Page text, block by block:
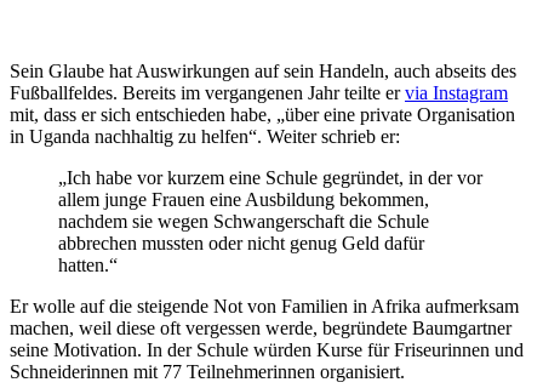
Sein Glaube hat Auswirkungen auf sein Handeln, auch abseits des
Fußballfeldes. Bereits im vergangenen Jahr teilte ervia Instagram
mit, dass er sich entschieden habe, „über eine private Organisation
in Uganda nachhaltig zu helfen“. Weiter schrieb er:
„Ich habe vor kurzem eine Schule gegründet, in der vor
allem junge Frauen eine Ausbildung bekommen,
nachdem sie wegen Schwangerschaft die Schule
abbrechen mussten oder nicht genug Geld dafür
hatten.“
Er wolle auf die steigende Not von Familien in Afrika aufmerksam
machen, weil diese oft vergessen werde, begründete Baumgartner
seine Motivation. In der Schule würden Kurse für Friseurinnen und
Schneiderinnen mit 77 Teilnehmerinnen organisiert.